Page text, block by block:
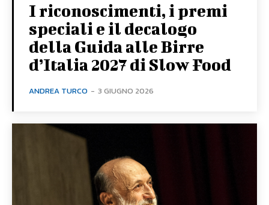
I riconoscimenti, i premi
speciali e il decalogo
della Guida alle Birre
d’Italia 2027 di Slow Food
ANDREA TURCO - 3 GIUGNO 2026